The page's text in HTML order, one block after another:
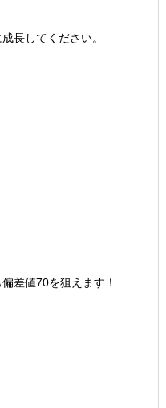
長してください。
差値70を狙えます！